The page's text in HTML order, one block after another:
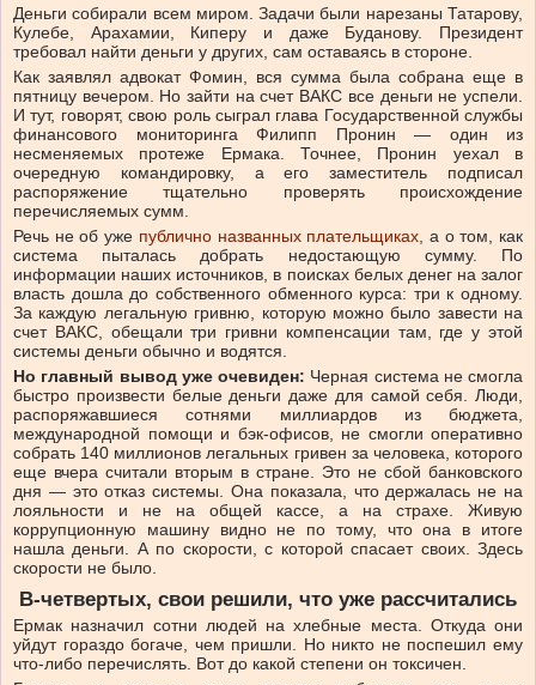
Деньги собирали всем миром. Задачи были нарезаны Татарову,
Кулебе, Арахамии, Киперу и даже Буданову. Президент
требовал найти деньги у других, сам оставаясь в стороне.
Как заявлял адвокат Фомин, вся сумма была собрана еще в
пятницу вечером. Но зайти на счет ВАКС все деньги не успели.
И тут, говорят, свою роль сыграл глава Государственной службы
финансового мониторинга Филипп Пронин — один из
несменяемых протеже Ермака. Точнее, Пронин уехал в
очередную командировку, а его заместитель подписал
распоряжение тщательно проверять происхождение
перечисляемых сумм.
Речь не об уже публично названных плательщиках, а о том, как
система пыталась добрать недостающую сумму. По
информации наших источников, в поисках белых денег на залог
власть дошла до собственного обменного курса: три к одному.
За каждую легальную гривню, которую можно было завести на
счет ВАКС, обещали три гривни компенсации там, где у этой
системы деньги обычно и водятся.
Но главный вывод уже очевиден: Черная система не смогла
быстро произвести белые деньги даже для самой себя. Люди,
распоряжавшиеся сотнями миллиардов из бюджета,
международной помощи и бэк-офисов, не смогли оперативно
собрать 140 миллионов легальных гривен за человека, которого
еще вчера считали вторым в стране. Это не сбой банковского
дня — это отказ системы. Она показала, что держалась не на
лояльности и не на общей кассе, а на страхе. Живую
коррупционную машину видно не по тому, что она в итоге
нашла деньги. А по скорости, с которой спасает своих. Здесь
скорости не было.
В-четвертых, свои решили, что уже рассчитались
Ермак назначил сотни людей на хлебные места. Откуда они
уйдут гораздо богаче, чем пришли. Но никто не поспешил ему
что-либо перечислять. Вот до какой степени он токсичен.